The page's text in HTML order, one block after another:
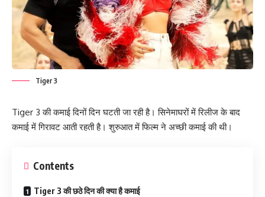
Tiger 3
Tiger 3 की कमाई दिनों दिन घटती जा रही है। सिनेमाघरों में रिलीज के बाद
कमाई में गिरावट आती रहती है। शुरुआत में फिल्म ने अच्छी कमाई की थी।
Contents
Tiger 3 की छठे दिन की क्या है कमाई